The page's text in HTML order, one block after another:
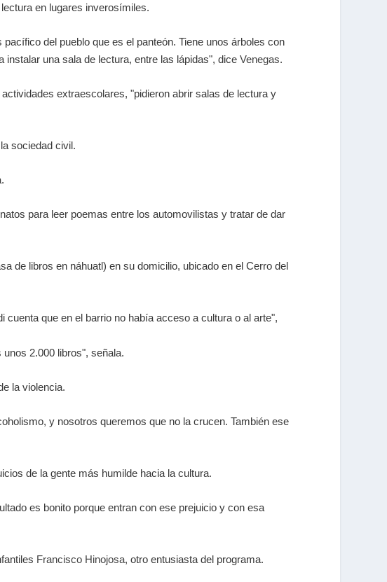
en lugares inverosímiles.
del pueblo que es el panteón. Tiene unos árboles con
instalar una sala de lectura, entre las lápidas", diceVenegas.
extraescolares, "pidieron abrir salas de lectura y
sociedad civil.
para leer poemas entre los automovilistas y tratar de dar
de libros en náhuatl) en su domicilio, ubicado en el Cerro del
que en el barrio no había acceso a cultura o al arte",
2.000 libros", señala.
la violencia.
y nosotros queremos que no la crucen. También ese
de la gente más humilde hacia la cultura.
es bonito porque entran con ese prejuicio y con esa
Francisco Hinojosa, otro entusiasta del programa.